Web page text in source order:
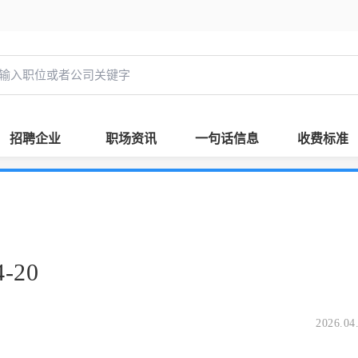
招聘企业 职场资讯 一句话信息 收费标准
20